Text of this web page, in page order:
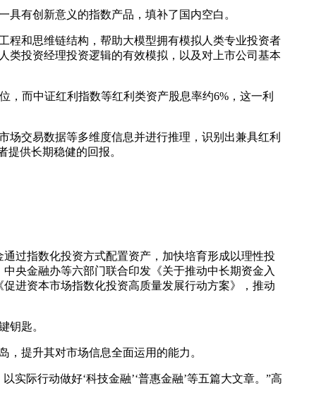
有创新意义的指数产品，填补了国内空白。
程和思维链结构，帮助大模型拥有模拟人类专业投资者
类投资经理投资逻辑的有效模拟，以及对上市公司基本
，而中证红利指数等红利类资产股息率约6%，这一利
交易数据等多维度信息并进行推理，识别出兼具红利
供长期稳健的回报。
过指数化投资方式配置资产，加快培育形成以理性投
央金融办等六部门联合印发《关于推动中长期资金入
进资本市场指数化投资高质量发展行动方案》，推动
钥匙。
提升其对市场信息全面运用的能力。
际行动做好‘科技金融’‘普惠金融’等五篇大文章。”高